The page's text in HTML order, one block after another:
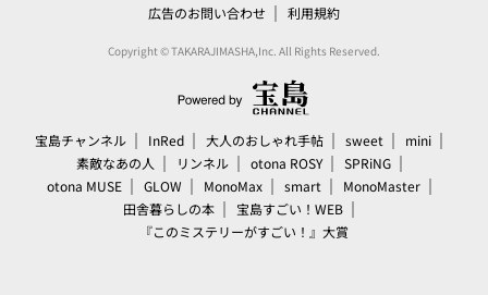
広告のお問い合わせ
利用規約
Copyright © TAKARAJIMASHA,Inc. All Rights Reserved.
宝島チャンネル InRed 大人のおしゃれ手帖 sweet
mini
素敵なあの人
リンネル otona ROSY
SPRiNG
otona MUSE
GLOW MonoMax smart
MonoMaster
田舎暮らしの本
宝島すごい！WEB
『このミステリーがすごい！』大賞